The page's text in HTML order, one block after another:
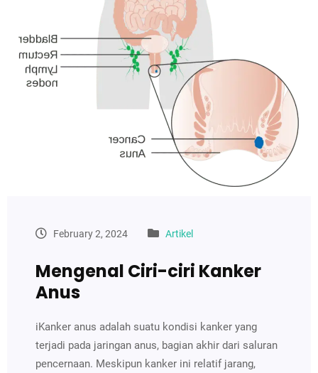
February 2, 2024 Artikel
Mengenal Ciri-ciri Kanker
Anus
iKanker anus adalah suatu kondisi kanker yang
terjadi pada jaringan anus, bagian akhir dari saluran
pencernaan. Meskipun kanker ini relatif jarang,